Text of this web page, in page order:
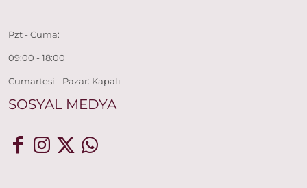
Pzt - Cuma:
09:00 - 18:00
Cumartesi - Pazar: Kapalı
SOSYAL MEDYA